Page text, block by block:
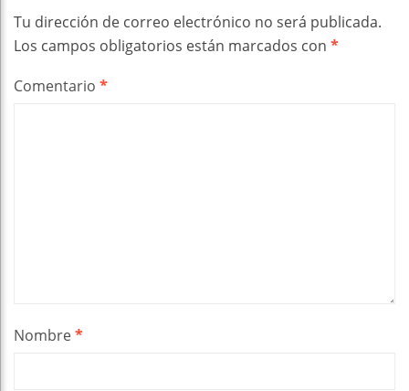
Tu dirección de correo electrónico no será publicada.
Los campos obligatorios están marcados con *
Comentario *
Nombre*